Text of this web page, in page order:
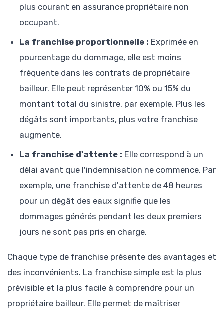
plus courant en assurance propriétaire non
occupant.
La franchise proportionnelle : Exprimée en
pourcentage du dommage, elle est moins
fréquente dans les contrats de propriétaire
bailleur. Elle peut représenter 10% ou 15% du
montant total du sinistre, par exemple. Plus les
dégâts sont importants, plus votre franchise
augmente.
La franchise d'attente : Elle correspond à un
délai avant que l'indemnisation ne commence. Par
exemple, une franchise d'attente de 48 heures
pour un dégât des eaux signifie que les
dommages générés pendant les deux premiers
jours ne sont pas pris en charge.
Chaque type de franchise présente des avantages et
des inconvénients. La franchise simple est la plus
prévisible et la plus facile à comprendre pour un
propriétaire bailleur. Elle permet de maîtriser